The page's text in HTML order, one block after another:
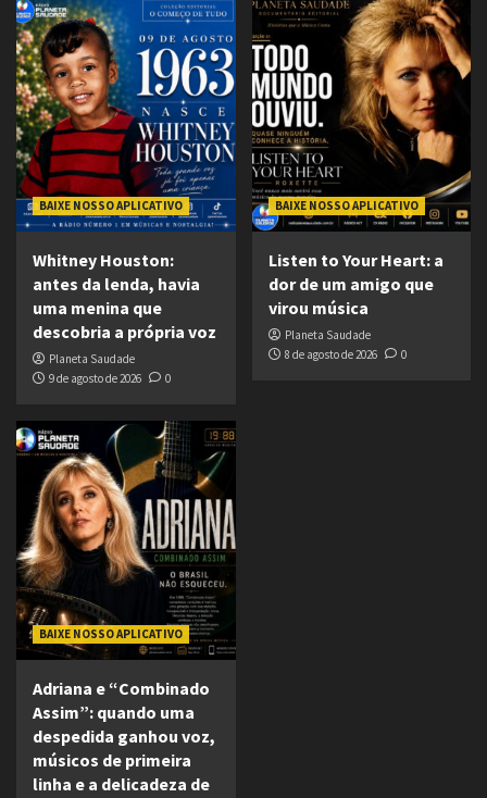
BAIXE NOSSO APLICATIVO
Whitney Houston:
antes da lenda, havia
uma menina que
descobria a própria voz
Planeta Saudade
9 de agosto de 2026
0
BAIXE NOSSO APLICATIVO
Listen to Your Heart: a
dor de um amigo que
virou música
Planeta Saudade
8 de agosto de 2026
0
BAIXE NOSSO APLICATIVO
Adriana e “Combinado
Assim”: quando uma
despedida ganhou voz,
músicos de primeira
linha e a delicadeza de